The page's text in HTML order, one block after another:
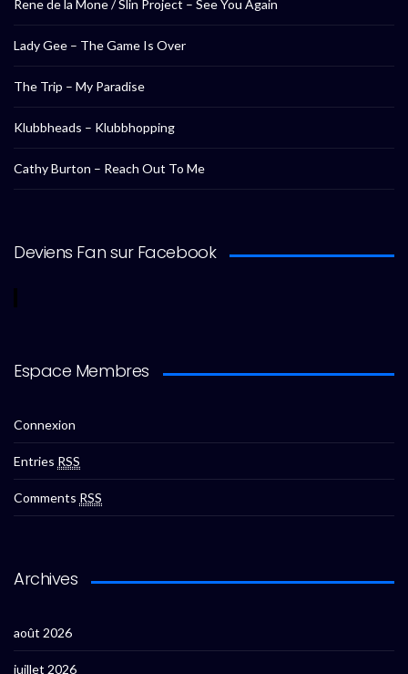
Rene de la Mone / Slin Project – See You Again
Lady Gee – The Game Is Over
The Trip – My Paradise
Klubbheads – Klubbhopping
Cathy Burton – Reach Out To Me
Deviens Fan sur Facebook
Espace Membres
Connexion
Entries RSS
Comments RSS
Archives
août 2026
juillet 2026